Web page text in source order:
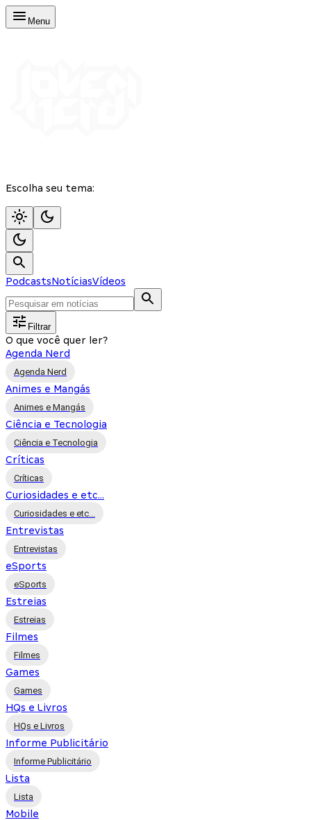
Menu
Escolha seu tema:
PodcastsNotíciasVídeos
Filtrar
O que você quer ler?
Agenda Nerd
Agenda Nerd
Animes e Mangás
Animes e Mangás
Ciência e Tecnologia
Ciência e Tecnologia
Críticas
Críticas
Curiosidades e etc...
Curiosidades e etc...
Entrevistas
Entrevistas
eSports
eSports
Estreias
Estreias
Filmes
Filmes
Games
Games
HQs e Livros
HQs e Livros
Informe Publicitário
Informe Publicitário
Lista
Lista
Mobile